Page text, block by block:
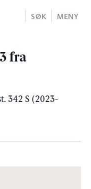
SØK MENY
fra
342 S (2023-